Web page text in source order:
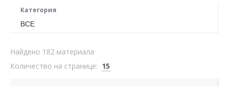
Категория
ВСЕ
Найдено 182 материала
Количество на странице: 15